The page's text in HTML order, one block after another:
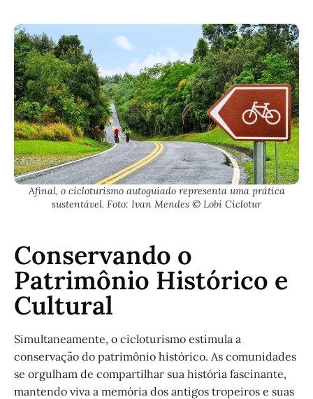
Afinal, o cicloturismo autoguiado representa uma prática
sustentável. Foto: Ivan Mendes © Lobi Ciclotur
Conservando o
Patrimônio Histórico e
Cultural
Simultaneamente, o cicloturismo estimula a
conservação do patrimônio histórico. As comunidades
se orgulham de compartilhar sua história fascinante,
mantendo viva a memória dos antigos tropeiros e suas